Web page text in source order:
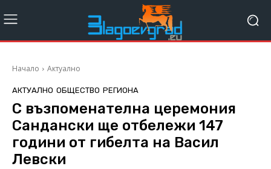
Начало Актуално
АКТУАЛНО ОБЩЕСТВО РЕГИОНА
С възпоменателна церемония
Сандански ще отбележи 147
години от гибелта на Васил
Левски